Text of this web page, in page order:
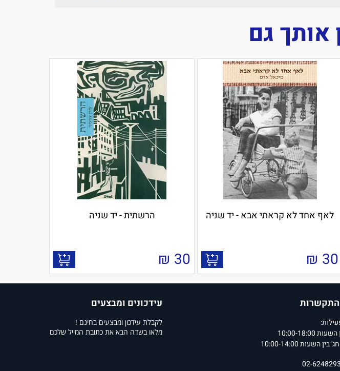
אותך גם
לאף אחד לא קראתי אבא - יד שניה
30
₪
הרשתית - יד שניה
30
₪
התקשרות
10:00-18:00
השעות 10:00-14:00
עידכונים ומבצעים
לקבלת עידכון ומבצעים בחינם !
מלאו בשדה הבא את כתובת המייל שלכם